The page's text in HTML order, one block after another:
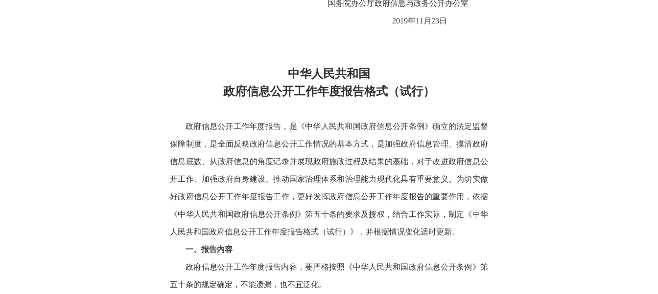
国务院办公厅政府信息与政务公开办公室
2019年11月23日
中华人民共和国
政府信息公开工作年度报告格式（试行）
政府信息公开工作年度报告，是《中华人民共和国政府信息公开条例》确立的法定监督
保障制度，是全面反映政府信息公开工作情况的基本方式，是加强政府信息管理、摸清政府
信息底数、从政府信息的角度记录并展现政府施政过程及结果的基础，对于改进政府信息公
开工作、加强政府自身建设、推动国家治理体系和治理能力现代化具有重要意义。为切实做
好政府信息公开工作年度报告工作，更好发挥政府信息公开工作年度报告的重要作用，依据
《中华人民共和国政府信息公开条例》第五十条的要求及授权，结合工作实际，制定《中华
人民共和国政府信息公开工作年度报告格式（试行）》，并根据情况变化适时更新。
一、报告内容
政府信息公开工作年度报告内容，要严格按照《中华人民共和国政府信息公开条例》第
五十条的规定确定，不能遗漏，也不宜泛化。